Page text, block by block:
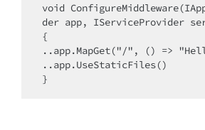
void
der app, IServiceProvider
{
..app.MapGet("/", () =>
..app.UseStaticFiles()
}